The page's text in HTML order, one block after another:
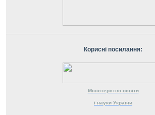
Корисні посилання:
Міністерство освіти
і науки України